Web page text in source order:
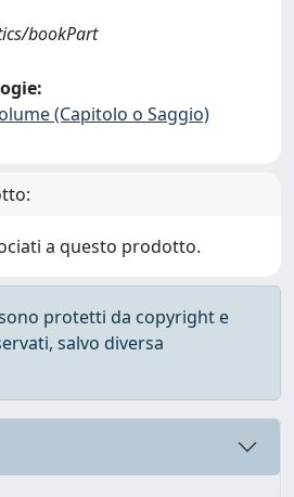
bookPart
(Capitolo o Saggio)
a questo prodotto.
protetti da copyright e
salvo diversa